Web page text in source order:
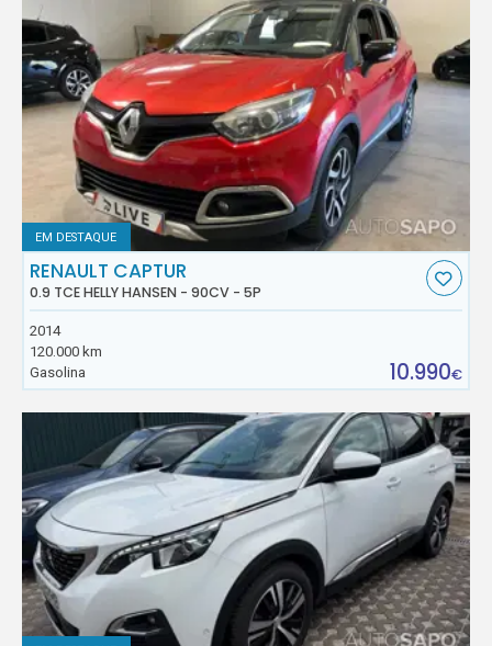
EM DESTAQUE
RENAULT CAPTUR
0.9 TCE HELLY HANSEN - 90CV - 5P
2014
120.000 km
Gasolina
10.990€